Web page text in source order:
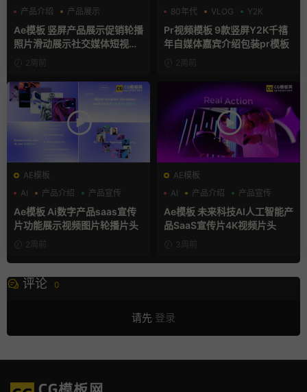
产品介绍
产品展示
卡通模板
Ae模板 竖屏产品展示促销轮播
照片滑动展示社交媒体短视频
片头2周前
80年代
VLOG Y2K
Pr视频模板 9款竖屏Y2K千禧
年自媒体嘉宾介绍包装pr模板
2周前
AE模板
AI
产品介绍 产品宣传
Ae模板 Ai数字产品saas宣传
片功能展示视频图片轮播片头
2周前
AE模板
AI
产品介绍 产品宣传
Ae模板 未来科技AI人工智能产
品SaaS宣传片4K视频片头
3周前
评论 0
请先 登录